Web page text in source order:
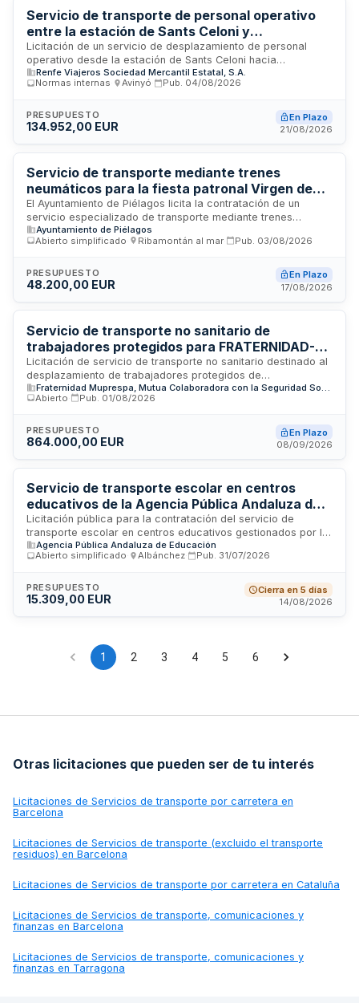
recursos humanos y materiales necesarios.
Servicio de transporte de personal operativo
entre la estación de Sants Celoni y
establecimientos hoteleros - Renfe Viajeros
Licitación de un servicio de desplazamiento de personal
operativo desde la estación de Sants Celoni hacia
establecimientos hoteleros y otros destinos, así como los
trayectos de retorno. El contrato se ejecutará mediante
servicios estimados. Renfe Viajeros S.M.E., S.A. es la entidad
adjudicadora, siendo responsable del seguimiento la
de Catalunya. El importe estimado del contrato es de ciento
treinta y cuatro mil novecientos cincuenta y dos euros sin
Renfe Viajeros Sociedad Mercantil Estatal, S.A.
Normas internas
Avinyó Pub. 04/08/2026
PRESUPUESTO
134.952,00 EUR
En Plazo
21/08/2026
Servicio de transporte mediante trenes
neumáticos para la fiesta patronal Virgen de
Valencia y traslado de pasajeros entre Renedo
y Quijano durante el período navideño -
Ayuntamiento de Piélagos
El Ayuntamiento de Piélagos licita la contratación de un
servicio especializado de transporte mediante trenes
neumáticos destinado a facilitar el acceso a la fiesta
patronal Virgen de Valencia y al traslado de pasajeros entre
2027. Se trata de prestaciones específicas que requieren
experiencia profesional de empresa especializada, al
La adjudicación se realizará mediante procedimiento abierto
simplificado sumario, aplicando criterios de mejor relación
calidad-precio.
Ayuntamiento de Piélagos
Abierto simplificado
Ribamontán al mar Pub. 03/08/2026
PRESUPUESTO
48.200,00 EUR
En Plazo
17/08/2026
Servicio de transporte no sanitario de
trabajadores protegidos para FRATERNIDAD-
MUPRESPA en Valencia
Licitación de servicio de transporte no sanitario destinado al
desplazamiento de trabajadores protegidos de
FRATERNIDAD-MUPRESPA en la provincia de Valencia. El
adjudicatario deberá garantizar la disponibilidad de medios
formación requerida, incluyendo conducción segura y
técnicas de eficiencia. El contrato se ejecuta en modalidad
los aspectos laborales, administrativos y de seguridad
inherentes a la prestación.
Abierto
Pub. 01/08/2026
PRESUPUESTO
864.000,00 EUR
En Plazo
08/09/2026
Servicio de transporte escolar en centros
educativos de la Agencia Pública Andaluza de
Educación
Licitación pública para la contratación del servicio de
transporte escolar en centros educativos gestionados por la
Agencia Pública Andaluza de Educación. El contrato incluye
el desplazamiento de estudiantes entre domicilios y centros
normativa de transporte de menores. La Agencia Pública
Andaluza de Educación busca adjudicar este servicio a
Agencia Pública Andaluza de Educación
Abierto simplificado
Albánchez Pub. 31/07/2026
PRESUPUESTO
15.309,00 EUR
Cierra en 5 días
14/08/2026
1 2 3 4 5 6
Otras licitaciones que pueden ser de tu interés
Licitaciones de Servicios de transporte por carretera en
Barcelona
Licitaciones de Servicios de transporte (excluido el transporte
residuos) en Barcelona
Licitaciones de Servicios de transporte por carretera en Cataluña
Licitaciones de Servicios de transporte, comunicaciones y
finanzas en Barcelona
Licitaciones de Servicios de transporte, comunicaciones y
finanzas en Tarragona